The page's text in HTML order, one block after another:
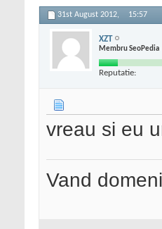
31st August 2012, 15:57
XZT
Membru SeoPedia
Reputatie:
vreau si eu
Vand